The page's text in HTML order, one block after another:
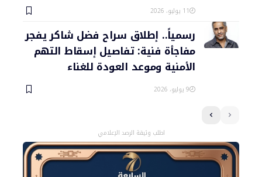
11 يوليو، 2026
رسمياً.. إطلاق سراح فضل شاكر يفجر
مفاجأة فنية: تفاصيل إسقاط التهم
الأمنية وموعد العودة للغناء
9 يوليو، 2026
اطلب وثيقة الرصد الإعلامي